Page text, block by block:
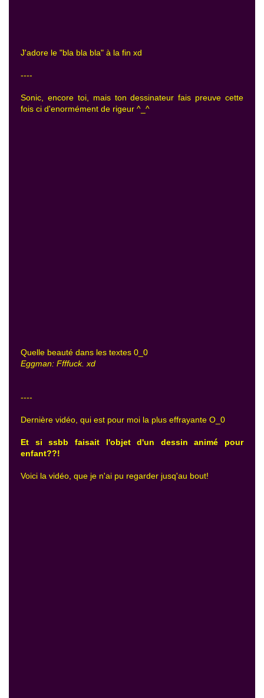
J'adore le "bla bla bla" à la fin xd
----
Sonic, encore toi, mais ton dessinateur fais preuve cette
fois ci d'enormément de rigeur ^_^
Quelle beauté dans les textes 0_0
Eggman: Ffffuck. xd
----
Dernière vidéo, qui est pour moi la plus effrayante O_0
Et si ssbb faisait l'objet d'un dessin animé pour
enfant??!
Voici la vidéo, que je n'ai pu regarder jusq'au bout!